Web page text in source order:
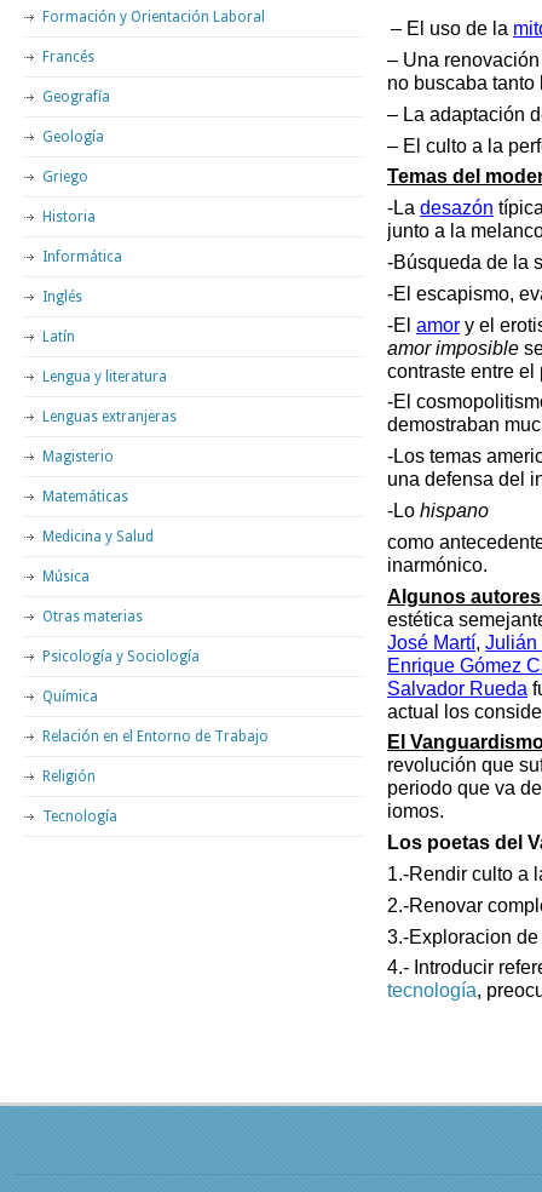
– El uso de la
– Una
no buscaba
– La adaptación
– El culto a la
Temas del
-La desazón
junto a la
-Búsqueda de la
-El escapismo,
-El amor y el
amor imposible
contraste entre el
-El
demostraban
-Los temas
una defensa del
-Lo hispano
como
inarmónico.
Algunos
estética
José Martí, Julián
Enrique Gómez
Salvador Rueda
actual los
El
revolución que
periodo que va
iomos.
Los poetas del
1.-Rendir culto a
2.-Renovar
3.-Exploracion
4.- Introducir
tecnología,
Formación y Orientación Laboral
Francés
Geografía
Geología
Griego
Historia
Informática
Inglés
Latín
Lengua y literatura
Lenguas extranjeras
Magisterio
Matemáticas
Medicina y Salud
Música
Otras materias
Psicología y Sociología
Química
Relación en el Entorno de Trabajo
Religión
Tecnología